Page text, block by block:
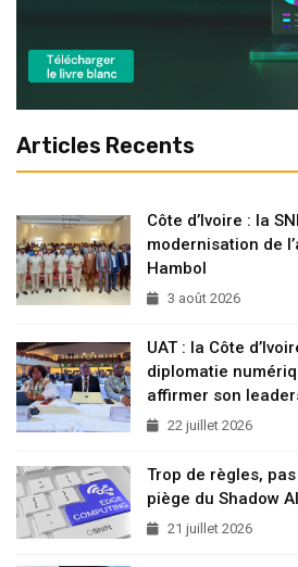
Articles Recents
Côte d’Ivoire : la
modernisation de
Hambol
3 août 2026
UAT : la Côte
diplomatie
affirmer son
22 juillet 2026
Trop de règles,
piège du Shadow AI
21 juillet 2026